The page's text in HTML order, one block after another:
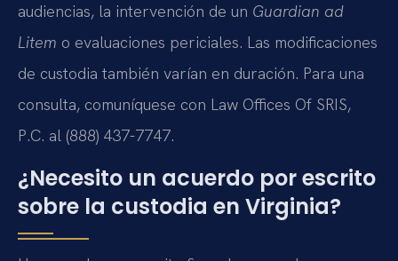
audiencias, la intervención de un Guardian ad
Litem o evaluaciones periciales. Las modificaciones
de custodia también varían en duración. Para una
consulta, comuníquese con Law Offices Of SRIS,
P.C. al (888) 437-7747.
¿Necesito un acuerdo por escrito
sobre la custodia en Virginia?